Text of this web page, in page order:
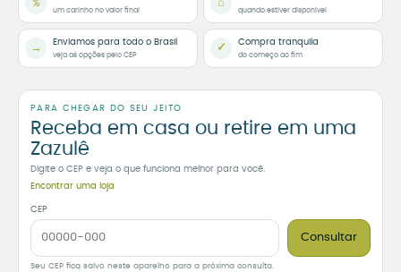
%
um carinho no valor final
⌂
quando estiver disponível
→ Enviamos para todo o Brasil
veja as opções pelo CEP
✓ Compra tranquila
do começo ao fim
PARA CHEGAR DO SEU JEITO
Receba em casa ou retire em uma
Zazulê
Digite o CEP e veja o que funciona melhor para você.
Encontrar uma loja
CEP
Consultar
Seu CEP fica salvo neste aparelho para a próxima consulta.